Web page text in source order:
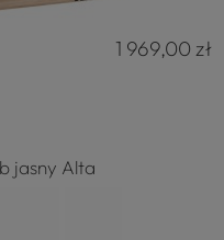
1 969,00 zł
jasny Alta